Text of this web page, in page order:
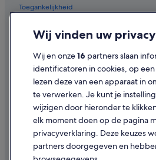
Toegankelijkheid
Gebruiksvoorwaarden
Juridische informatie/Contact
Inhoudsrichtlijnen en inhoud rapporteren
Hulp
Contact
Wij vinden uw
Wij en onze16 partners slaan
identificatoren in cookies, op
lezen deze van een apparaat in
te verwerken. Je kunt je
wijzigen door hieronder te
elk moment doen op de pagina
privacyverklaring. Deze keuzes
partners doorgegeven en